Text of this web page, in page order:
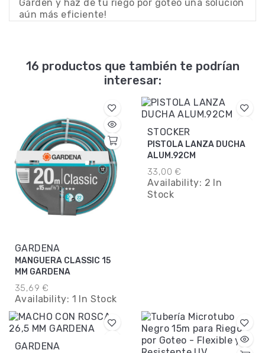
Garden y haz de tu riego por goteo una solución
aún más eficiente!
16 productos que también te podrían
interesar:
GARDENA
MANGUERA CLASSIC 15
MM GARDENA
35,69 €
Availability: 1 In Stock
STOCKER
PISTOLA LANZA DUCHA
ALUM.92CM
33,00 €
Availability: 2 In
Stock
GARDENA